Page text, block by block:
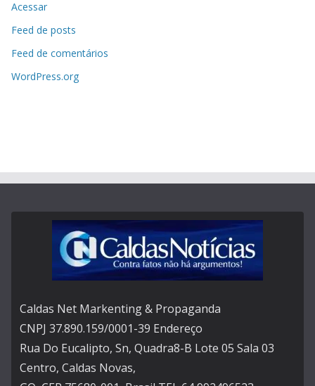
Acessar
Feed de posts
Feed de comentários
WordPress.org
Caldas Net Markenting & Propaganda
CNPJ 37.890.159/0001-39 Endereço
Rua Do Eucalipto, Sn, Quadra8-B Lote 05 Sala 03
Centro, Caldas Novas,